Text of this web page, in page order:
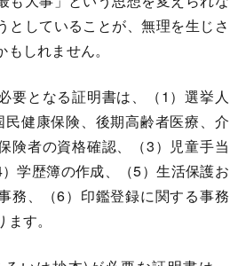
としていることが、無理を生じさ
しれません。
要となる証明書は、（1）選挙人
健康保険、後期高齢者医療、介
険者の資格確認、（3）児童手当
学歴簿の作成、（5）生活保護お
務、（6）印鑑登録に関する事務
す。